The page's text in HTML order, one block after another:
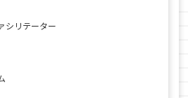
シリテーター